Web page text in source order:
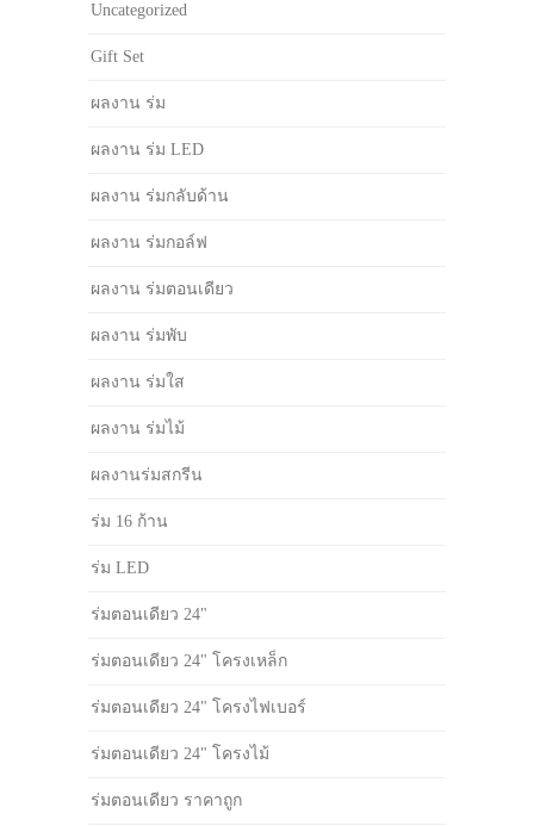
Uncategorized
Gift Set
ผลงาน ร่ม
ผลงาน ร่ม LED
ผลงาน ร่มกลับด้าน
ผลงาน ร่มกอล์ฟ
ผลงาน ร่มตอนเดียว
ผลงาน ร่มพับ
ผลงาน ร่มใส
ผลงาน ร่มไม้
ผลงานร่มสกรีน
ร่ม 16 ก้าน
ร่ม LED
ร่มตอนเดียว 24"
ร่มตอนเดียว 24" โครงเหล็ก
ร่มตอนเดียว 24" โครงไฟเบอร์
ร่มตอนเดียว 24" โครงไม้
ร่มตอนเดียว ราคาถูก